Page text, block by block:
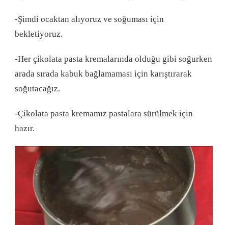
-Şimdi ocaktan alıyoruz ve soğuması için
bekletiyoruz.
-Her çikolata pasta kremalarında olduğu gibi soğurken
arada sırada kabuk bağlamaması için karıştırarak
soğutacağız.
-Çikolata pasta kremamız pastalara sürülmek için
hazır.